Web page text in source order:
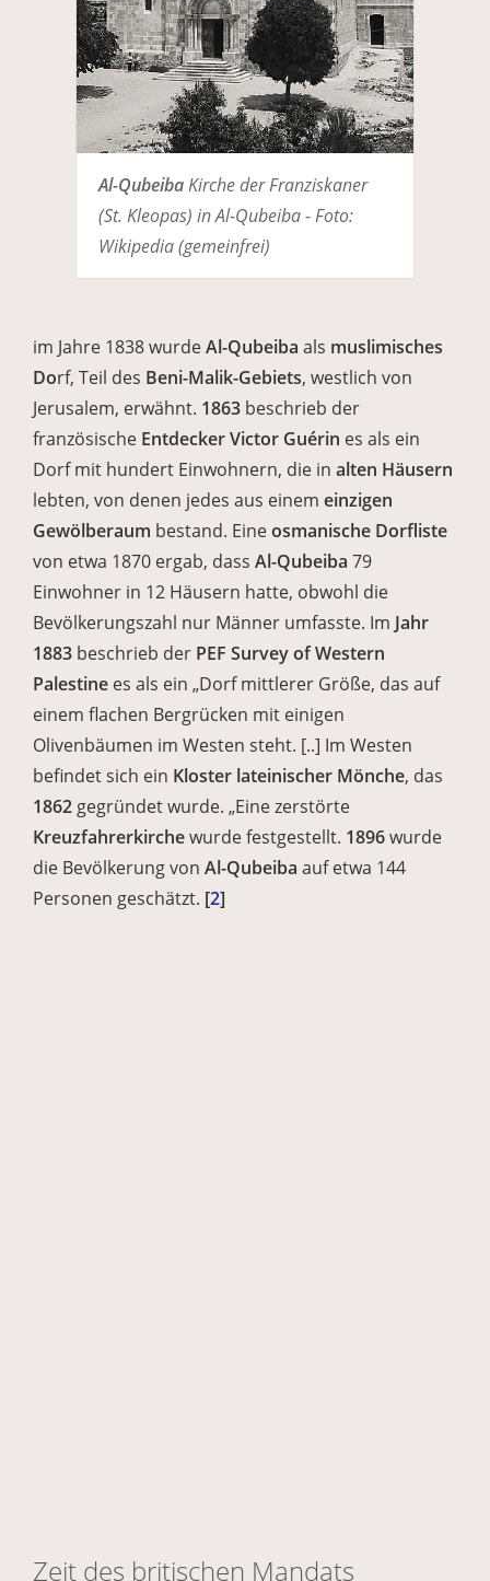
Al-QubeibaKirche der Franziskaner
(St. Kleopas) in Al-Qubeiba - Foto:
Wikipedia (gemeinfrei)
im Jahre 1838 wurdeAl-Qubeiba als muslimisches
Dorf, Teil des Beni-Malik-Gebiets, westlich von
Jerusalem, erwähnt. 1863 beschrieb der
französische Entdecker Victor Guérin es als ein
Dorf mit hundert Einwohnern, die in alten Häusern
lebten, von denen jedes aus einem einzigen
Gewölberaum bestand. Eineosmanische Dorfliste
von etwa 1870 ergab, dass Al-Qubeiba 79
Einwohner in 12 Häusern hatte, obwohl die
Bevölkerungszahl nur Männer umfasste. Im Jahr
1883 beschrieb der PEF Survey of Western
Palestine es als ein „Dorf mittlerer Größe, das auf
einem flachen Bergrücken mit einigen
Olivenbäumen im Westen steht. [..] Im Westen
befindet sich ein Kloster lateinischer Mönche, das
1862 gegründet wurde. „Eine zerstörte
Kreuzfahrerkirchewurde festgestellt. 1896wurde
die Bevölkerung von Al-Qubeiba auf etwa 144
Personen geschätzt. [2]
Zeit des britischen Mandats